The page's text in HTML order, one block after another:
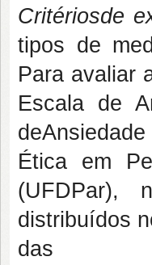
Critériosde
tipos de
Para avaliar
Escala de
Ética em
(UFDPar),
distribuídos
das